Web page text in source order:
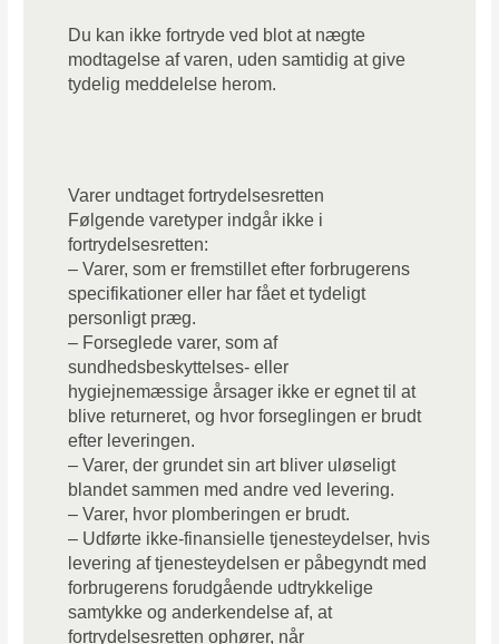
Du kan ikke fortryde ved blot at nægte
modtagelse af varen, uden samtidig at give
tydelig meddelelse herom.
Varer undtaget fortrydelsesretten
Følgende varetyper indgår ikke i
fortrydelsesretten:
– Varer, som er fremstillet efter forbrugerens
specifikationer eller har fået et tydeligt
personligt præg.
– Forseglede varer, som af
sundhedsbeskyttelses- eller
hygiejnemæssige årsager ikke er egnet til at
blive returneret, og hvor forseglingen er brudt
efter leveringen.
– Varer, der grundet sin art bliver uløseligt
blandet sammen med andre ved levering.
– Varer, hvor plomberingen er brudt.
– Udførte ikke-finansielle tjenesteydelser, hvis
levering af tjenesteydelsen er påbegyndt med
forbrugerens forudgående udtrykkelige
samtykke og anderkendelse af, at
fortrydelsesretten ophører, når